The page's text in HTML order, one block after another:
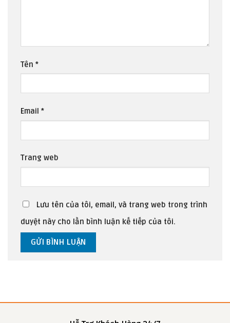
Tên *
Email *
Trang web
Lưu tên của tôi, email, và trang web trong trình
duyệt này cho lần bình luận kế tiếp của tôi.